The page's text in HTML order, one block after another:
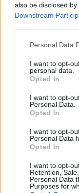
also be disclosed
Downstream
Please note that
not limited to your
grant or deny
use your data for
consent section.
Personal Data
I want to opt-
personal data.
Opted In
I want to opt-
Personal Data.
Opted In
I want to opt-
Personal Data
Opted In
I want to opt-
Retention,
Personal Data
Purposes for
Παρότι οι
βάση.
Παράλληλα, στο
τελευταίων
παρατηρηθεί
του 2022.
Με βάση την